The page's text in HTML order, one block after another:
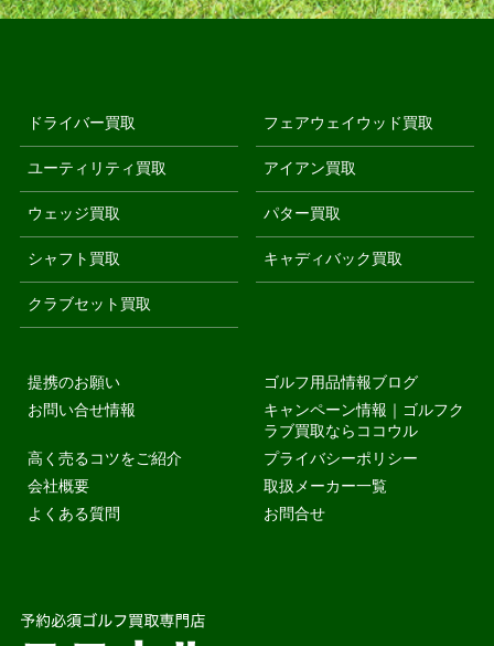
ドライバー買取 フェアウェイウッド買取
ユーティリティ買取 アイアン買取
ウェッジ買取 パター買取
シャフト買取 キャディバック買取
クラブセット買取
提携のお願い
ゴルフ用品情報ブログ
お問い合せ情報
キャンペーン情報｜ゴルフク
ラブ買取ならココウル
高く売るコツをご紹介
プライバシーポリシー
会社概要
取扱メーカー一覧
よくある質問
お問合せ